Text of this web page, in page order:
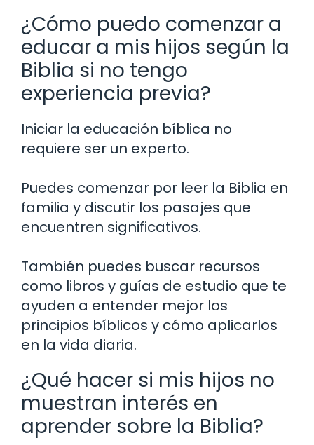
¿Cómo puedo comenzar a
educar a mis hijos según la
Biblia si no tengo
experiencia previa?
Iniciar la educación bíblica no
requiere ser un experto.
Puedes comenzar por leer la Biblia en
familia y discutir los pasajes que
encuentren significativos.
También puedes buscar recursos
como libros y guías de estudio que te
ayuden a entender mejor los
principios bíblicos y cómo aplicarlos
en la vida diaria.
¿Qué hacer si mis hijos no
muestran interés en
aprender sobre la Biblia?